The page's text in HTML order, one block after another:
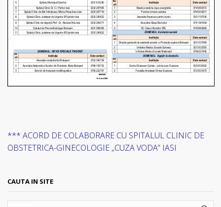
*** ACORD DE COLABORARE CU SPITALUL CLINIC DE
OBSTETRICA-GINECOLOGIE „CUZA VODA” IASI
CAUTA IN SITE